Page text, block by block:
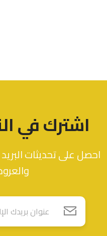
اشترك في
احصل على تحديثات البريد